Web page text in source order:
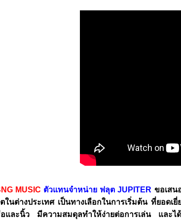
MUSIC ตัวแทนจำหน่าย ฟลุต JUPITER ขอเสน
ในต่างประเทศ เป็นทางเลือกในการเริ่มต้น ที่ยอด
และนิ้ว มีความสมดุลทำให้ง่ายต่อการเล่น และ